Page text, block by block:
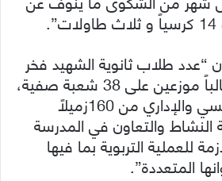
“عدد طلاب ثانوية الشهيد فخر
الدين صقر 1750 طالباً موزعين على 38 شعبة صفية،
ويتألف كادرها التدريسي والإداري من 160زميلاً
النشاط والتعاون في المدرسة
للعملية التربوية بما فيها
المتعددة”.